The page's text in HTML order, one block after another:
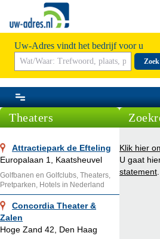
Uw-Adres vindt het bedrijf voor u
Zoek
Theaters
Attractiepark de Efteling
Europalaan 1, Kaatsheuvel
Golfbanen en Golfclubs, Theaters,
Pretparken, Hotels in Nederland
Concordia Theater &
Zalen
Hoge Zand 42, Den Haag
Klik hier
U gaat
statement